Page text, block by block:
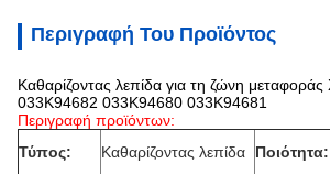
Περιγραφή Του Προϊόντος
Καθαρίζοντας λεπίδα για τη ζώνη
033K94682 033K94680 033K94681
Περιγραφή προϊόντων:
Τύπος:
Καθαρίζοντας λεπίδα Ποιότητα: